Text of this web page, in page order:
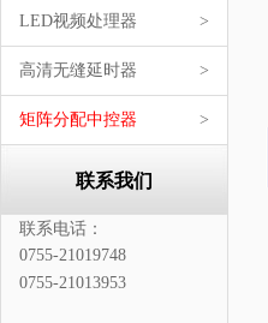
>
LED视频处理器
>
高清无缝延时器
>
矩阵分配中控器
联系我们
联系电话：
0755-21019748
0755-21013953